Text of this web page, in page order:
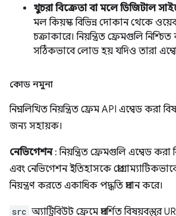
খুচরা বিক্রেতা বা মলে ডিজিটাল
মল কিয়স্ক বিভিন্ন দোকান থেকে
চক্রাকারে। নিয়ন্ত্রিত ফ্রেমগুলি
সঠিকভাবে লোড হয় যদিও তারা
কোড নমুনা
নিম্নলিখিত নিয়ন্ত্রিত ফ্রেম API এম্বেড করা
জন্য সহায়ক।
নেভিগেশন: নিয়ন্ত্রিত ফ্রেমগুলি এম্বেড
এবং নেভিগেশন ইতিহাসকে
নিয়ন্ত্রণ করতে একাধিক পদ্ধতি প্রদান করে।
src অ্যাট্রিবিউট ফ্রেমে প্রদর্শিত বিষয়বস্তুর